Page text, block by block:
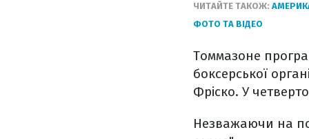
ЧИТАЙТЕ ТАКОЖ:
ФОТО ТА ВІДЕО
Томмазоне
боксерської
Фріско. У
Незважаючи на